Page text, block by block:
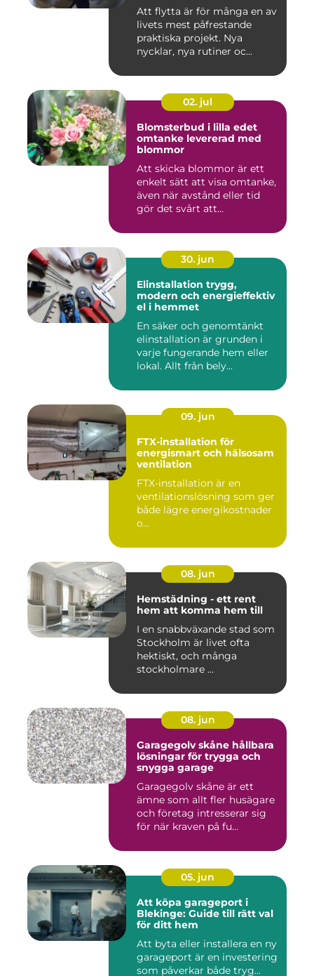
Att flytta är för många en av
livets mest påfrestande
praktiska projekt. Nya
nycklar, nya rutiner oc...
02. jul
Blomsterbud i lilla edet
omtanke levererad med
blommor
Att skicka blommor är ett
enkelt sätt att visa omtanke,
även när avstånd eller tid
gör det svårt att...
30. jun
Elinstallation trygg,
modern och energieffektiv
el i hemmet
En säker och genomtänkt
elinstallation är grunden i
varje fungerande hem eller
lokal. Allt från bely...
09. jun
FTX-installation för
energismart och hälsosam
ventilation
FTX-installation är en
ventilationslösning som ger
både lägre energikostnader
o...
08. jun
Hemstädning - ett rent
hem att komma hem till
I en snabbväxande stad som
Stockholm är livet ofta
hektiskt, och många
stockholmare ...
08. jun
Garagegolv skåne hållbara
lösningar för trygga och
snygga garage
Garagegolv skåne är ett
ämne som allt fler husägare
och företag intresserar sig
för när kraven på fu...
05. jun
Att köpa garageport i
Blekinge: Guide till rätt val
för ditt hem
Att byta eller installera en ny
garageport är en investering
som påverkar både tryg...